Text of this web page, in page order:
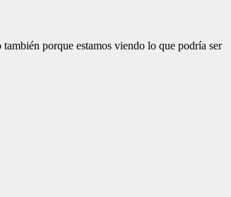
porque estamos viendo lo que podría ser